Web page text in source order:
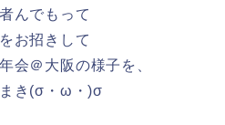
んでもって
お招きして
会＠大阪の様子を、
き(σ・ω・)σ